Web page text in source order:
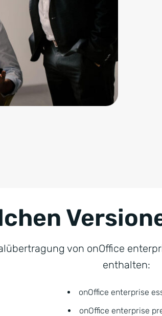
von onOffice
enthalten:
onOffice enterprise
onOffice enterprise